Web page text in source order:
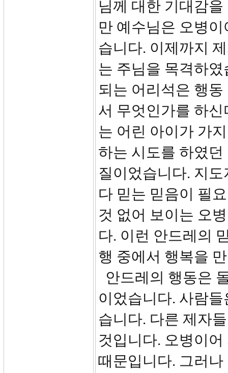
님께 대한 기대감
만 예수님은 오병
습니다. 이제까지
는 주님을 목격하
되는 어리석은 행
서 무엇인가를 하
는 어린 아이가 가
하는 시도를 하였
질이었습니다. 지
다 믿는 믿음이 필
것 없어 보이는 오
다. 이런 안드레의
행 중에서 행복을
안드레의 행동은
이었습니다. 사람
습니다. 다른 제자
것입니다. 오병이
때문입니다. 그러